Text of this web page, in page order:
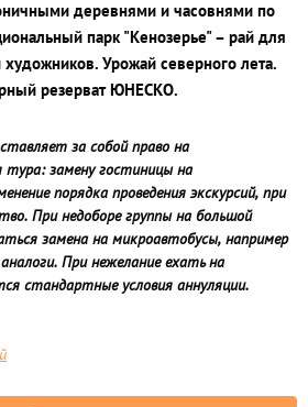
деревнями и часовнями по
парк "Кенозерье"– рай для
художников. Урожай северного лета.
резерват ЮНЕСКО.
за собой право на
тура: замену гостиницы на
порядка проведения экскурсий, при
При недоборе группы на большой
замена на микроавтобусы, например
При нежелание ехать на
стандартные условия аннуляции.